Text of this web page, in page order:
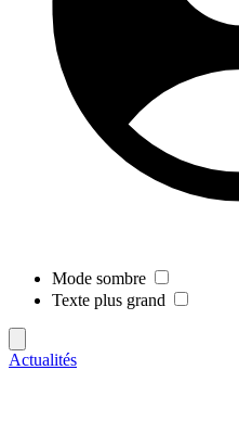
Mode sombre
Texte plus grand
Actualités